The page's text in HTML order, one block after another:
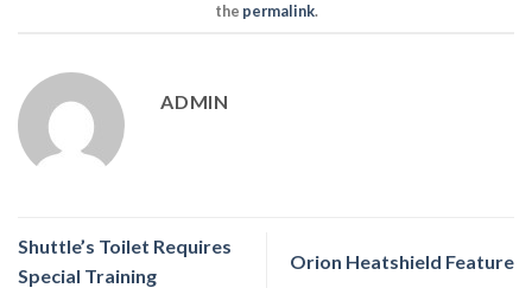
the permalink.
ADMIN
Shuttle’s Toilet Requires
Special Training
Orion Heatshield Feature